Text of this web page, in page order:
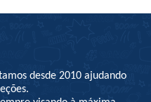
desde 2010 ajudando